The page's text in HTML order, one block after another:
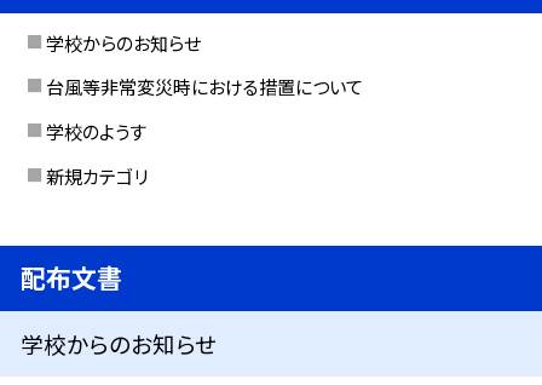
学校からのお知らせ
台風等非常変災時における措置について
学校のようす
新規カテゴリ
配布文書
学校からのお知らせ